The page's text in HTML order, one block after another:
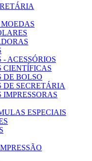
ACESSÓRIOS
BOLSO
SECRETÁRIA
ESPECIAIS